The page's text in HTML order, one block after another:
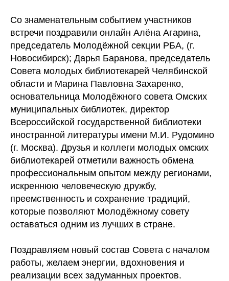
Со знаменательным событием участников
встречи поздравили онлайн Алёна Агарина,
председатель Молодёжной секции РБА, (г.
Новосибирск); Дарья Баранова, председатель
Совета молодых библиотекарей Челябинской
области и Марина Павловна Захаренко,
основательница Молодёжного совета Омских
муниципальных библиотек, директор
Всероссийской государственной библиотеки
иностранной литературы имени М.И. Рудомино
(г. Москва). Друзья и коллеги молодых омских
библиотекарей отметили важность обмена
профессиональным опытом между регионами,
искреннюю человеческую дружбу,
преемственность и сохранение традиций,
которые позволяют Молодёжному совету
оставаться одним из лучших в стране.
Поздравляем новый состав Совета с началом
работы, желаем энергии, вдохновения и
реализации всех задуманных проектов.